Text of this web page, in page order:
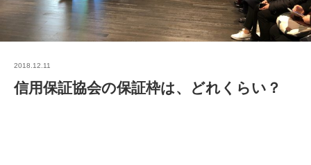
2018.12.11
信用保証協会の保証枠は、どれくらい？